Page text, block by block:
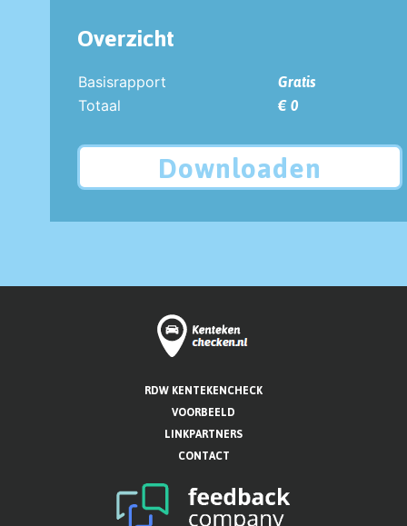
Overzicht
Basisrapport
Gratis
Totaal
€ 0
Downloaden
RDW KENTEKENCHECK
VOORBEELD
LINKPARTNERS
CONTACT